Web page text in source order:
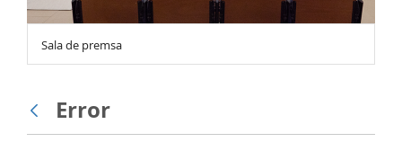
Sala de premsa
Vés enrere
Error